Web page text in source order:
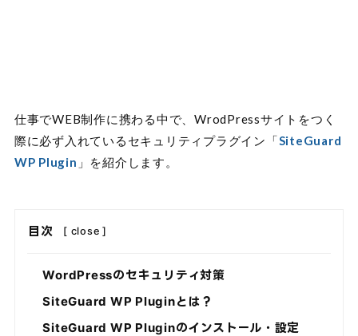
仕事でWEB制作に携わる中で、WrodPressサイトをつく
際に必ず入れているセキュリティプラグイン「SiteGuard
WP Plugin 」を紹介します。
目次 [ close ]
WordPressのセキュリティ対策
SiteGuard WP Pluginとは？
SiteGuard WP Pluginのインストール・設定